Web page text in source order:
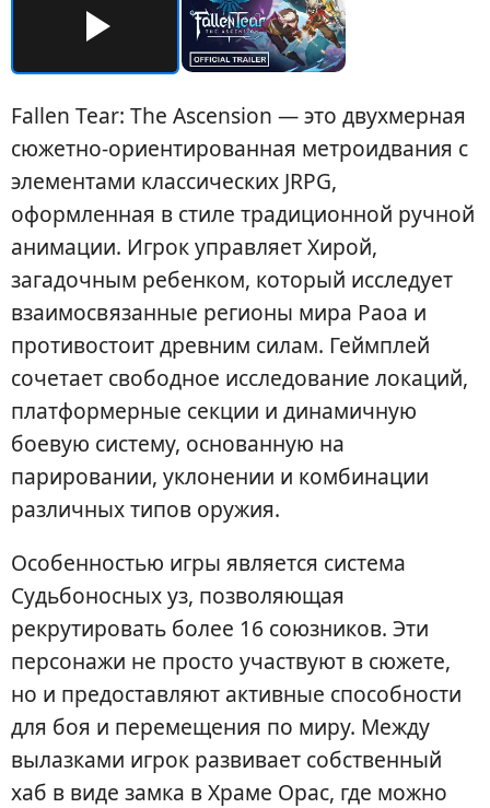
Fallen Tear: The Ascension — это двухмерная
сюжетно-ориентированная метроидвания с
элементами классических JRPG,
оформленная в стиле традиционной ручной
анимации. Игрок управляет Хирой,
загадочным ребенком, который исследует
взаимосвязанные регионы мира Раоа и
противостоит древним силам. Геймплей
сочетает свободное исследование локаций,
платформерные секции и динамичную
боевую систему, основанную на
парировании, уклонении и комбинации
различных типов оружия.
Особенностью игры является система
Судьбоносных уз, позволяющая
рекрутировать более 16 союзников. Эти
персонажи не просто участвуют в сюжете,
но и предоставляют активные способности
для боя и перемещения по миру. Между
вылазками игрок развивает собственный
хаб в виде замка в Храме Орас, где можно